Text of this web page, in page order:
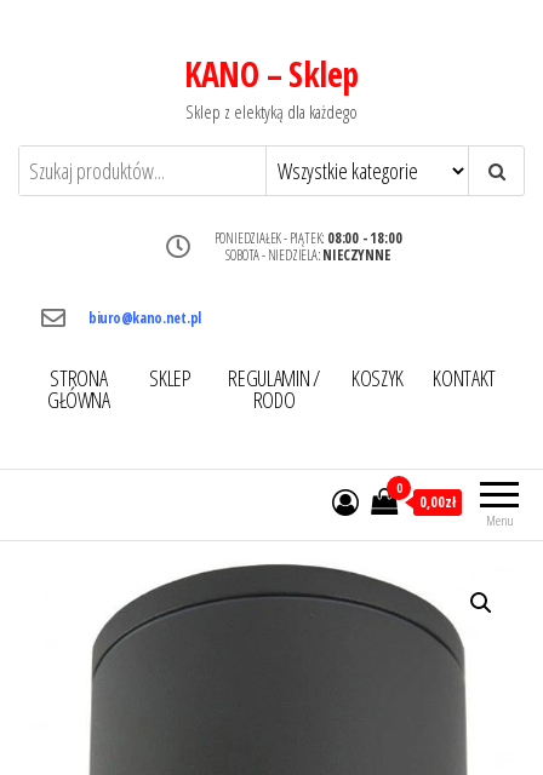
KANO – Sklep
Sklep z elektyką dla każdego
PONIEDZIAŁEK - PIĄTEK: 08:00 - 18:00
SOBOTA - NIEDZIELA:NIECZYNNE
biuro@kano.net.pl
STRONA
GŁÓWNA
SKLEP REGULAMIN /
RODO
KOSZYK KONTAKT
Menu
0
0,00zł